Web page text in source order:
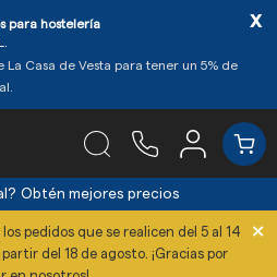
para hostelería
La Casa de Vesta para tener un 5% de
x
Obtén mejores precios
pedidos que se realicen del 5 al 14
del 18 de agosto. ¡Gracias por
×